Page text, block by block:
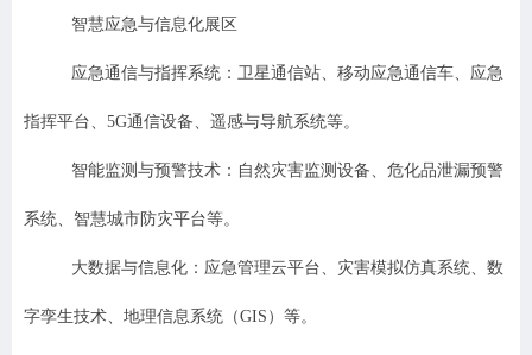
智慧应急与信息化展区
应急通信与指挥系统：卫星通信站、移动应急通信车、应急
指挥平台、5G通信设备、遥感与导航系统等。
智能监测与预警技术：自然灾害监测设备、危化品泄漏预警
系统、智慧城市防灾平台等。
大数据与信息化：应急管理云平台、灾害模拟仿真系统、数
字孪生技术、地理信息系统（GIS）等。